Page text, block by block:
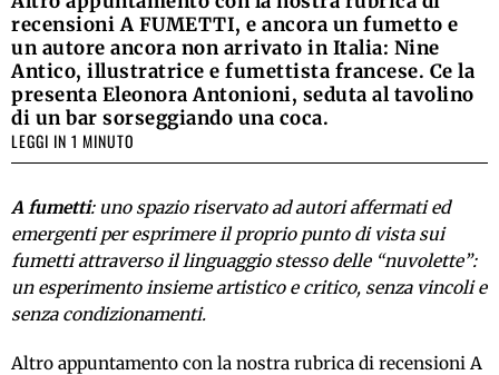
recensioni A FUMETTI, e ancora un fumetto e
un autore ancora non arrivato in Italia: Nine
Antico, illustratrice e fumettista francese. Ce la
presenta Eleonora Antonioni, seduta al tavolino
di un bar sorseggiando una coca.
LEGGI IN 1 MINUTO
A fumetti: uno spazio riservato ad autori affermati ed
emergenti per esprimere il proprio punto di vista sui
fumetti attraverso il linguaggio stesso delle “nuvolette”:
un esperimento insieme artistico e critico, senza vincoli e
senza condizionamenti.
Altro appuntamento con la nostra rubrica di recensioni A